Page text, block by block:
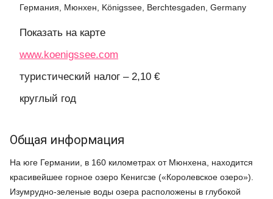
Германия, Мюнхен, Königssee, Berchtesgaden, Germany
Показать на карте
www.koenigssee.com
туристический налог – 2,10 €
круглый год
Общая информация
На юге Германии, в 160 километрах от Мюнхена, находится
красивейшее горное озеро Кенигсзе («Королевское озеро»).
Изумрудно-зеленые воды озера расположены в глубокой